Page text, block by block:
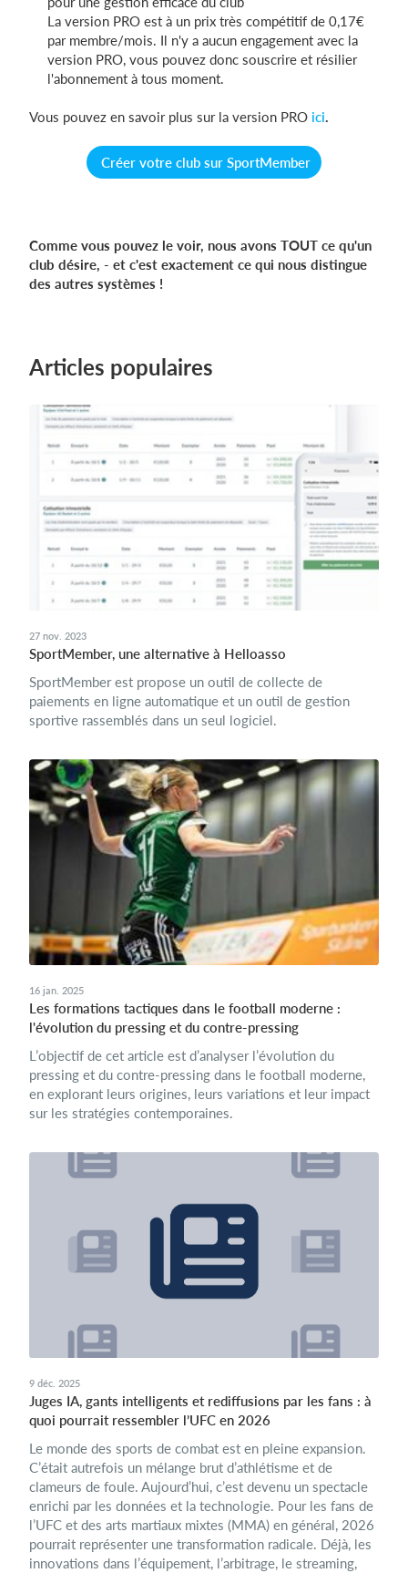
La version PRO est à un prix très compétitif de 0,17€
par membre/mois. Il n'y a aucun engagement avec la
version PRO, vous pouvez donc souscrire et résilier
l'abonnement à tous moment.
Vous pouvez en savoir plus sur la version PRO ici.
Créer votre club sur SportMember
Comme vous pouvez le voir, nous avons TOUT ce qu'un
club désire, - et c'est exactement ce qui nous distingue
des autres systèmes !
Articles populaires
27 nov. 2023
SportMember, une alternative à Helloasso
SportMember est propose un outil de collecte de
paiements en ligne automatique et un outil de gestion
sportive rassemblés dans un seul logiciel.
16 jan. 2025
Les formations tactiques dans le football moderne :
l'évolution du pressing et du contre-pressing
L’objectif de cet article est d’analyser l’évolution du
pressing et du contre-pressing dans le football moderne,
en explorant leurs origines, leurs variations et leur impact
sur les stratégies contemporaines.
9 déc. 2025
Juges IA, gants intelligents et rediffusions par les fans : à
quoi pourrait ressembler l’UFC en 2026
Le monde des sports de combat est en pleine expansion.
C’était autrefois un mélange brut d’athlétisme et de
clameurs de foule. Aujourd’hui, c’est devenu un spectacle
enrichi par les données et la technologie. Pour les fans de
l’UFC et des arts martiaux mixtes (MMA) en général, 2026
pourrait représenter une transformation radicale. Déjà, les
innovations dans l’équipement, l’arbitrage, le streaming,